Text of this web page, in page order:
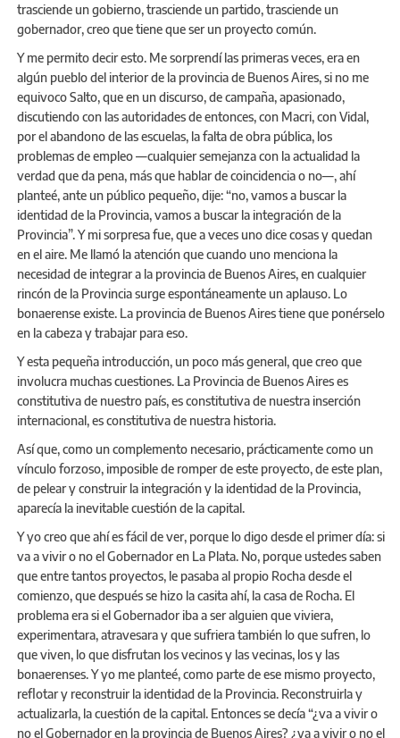
trasciende un gobierno, trasciende un partido, trasciende un
gobernador, creo que tiene que ser un proyecto común.
Y me permito decir esto. Me sorprendí las primeras veces, era en
algún pueblo del interior de la provincia de Buenos Aires, si no me
equivoco Salto, que en un discurso, de campaña, apasionado,
discutiendo con las autoridades de entonces, con Macri, con Vidal,
por el abandono de las escuelas, la falta de obra pública, los
problemas de empleo —cualquier semejanza con la actualidad la
verdad que da pena, más que hablar de coincidencia o no—, ahí
planteé, ante un público pequeño, dije: “no, vamos a buscar la
identidad de la Provincia, vamos a buscar la integración de la
Provincia”. Y mi sorpresa fue, que a veces uno dice cosas y quedan
en el aire. Me llamó la atención que cuando uno menciona la
necesidad de integrar a la provincia de Buenos Aires, en cualquier
rincón de la Provincia surge espontáneamente un aplauso. Lo
bonaerense existe. La provincia de Buenos Aires tiene que ponérselo
en la cabeza y trabajar para eso.
Y esta pequeña introducción, un poco más general, que creo que
involucra muchas cuestiones. La Provincia de Buenos Aires es
constitutiva de nuestro país, es constitutiva de nuestra inserción
internacional, es constitutiva de nuestra historia.
Así que, como un complemento necesario, prácticamente como un
vínculo forzoso, imposible de romper de este proyecto, de este plan,
de pelear y construir la integración y la identidad de la Provincia,
aparecía la inevitable cuestión de la capital.
Y yo creo que ahí es fácil de ver, porque lo digo desde el primer día: si
va a vivir o no el Gobernador en La Plata. No, porque ustedes saben
que entre tantos proyectos, le pasaba al propio Rocha desde el
comienzo, que después se hizo la casita ahí, la casa de Rocha. El
problema era si el Gobernador iba a ser alguien que viviera,
experimentara, atravesara y que sufriera también lo que sufren, lo
que viven, lo que disfrutan los vecinos y las vecinas, los y las
bonaerenses. Y yo me planteé, como parte de ese mismo proyecto,
reflotar y reconstruir la identidad de la Provincia. Reconstruirla y
actualizarla, la cuestión de la capital. Entonces se decía “¿va a vivir o
no el Gobernador en la provincia de Buenos Aires? ¿va a vivir o no el